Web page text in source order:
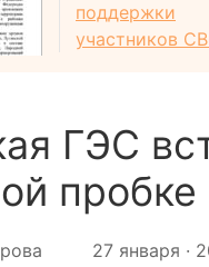
поддержки
участников
ГЭС
пробке
27 января ·